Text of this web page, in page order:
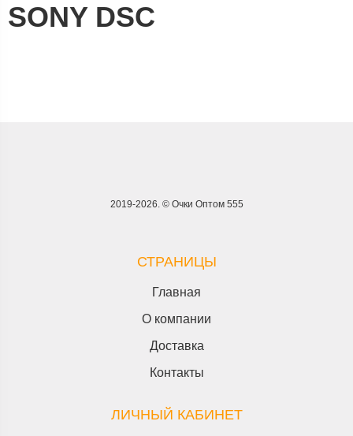
SONY DSC
2019-2026. © Очки Оптом 555
СТРАНИЦЫ
Главная
О компании
Доставка
Контакты
ЛИЧНЫЙ КАБИНЕТ